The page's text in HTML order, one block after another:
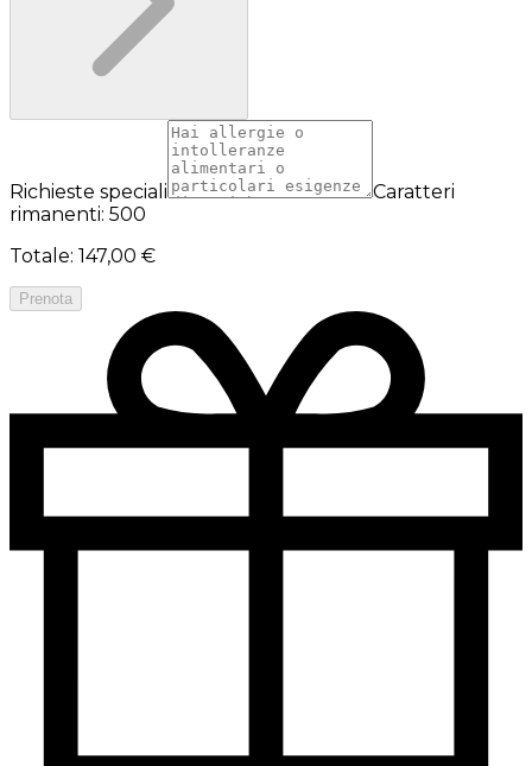
Richieste speciali
Caratteri
rimanenti: 500
Totale: 147,00 €
Prenota